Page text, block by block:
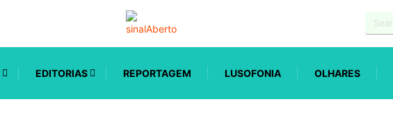
EDITORIAS REPORTAGEM LUSOFONIA OLHARES